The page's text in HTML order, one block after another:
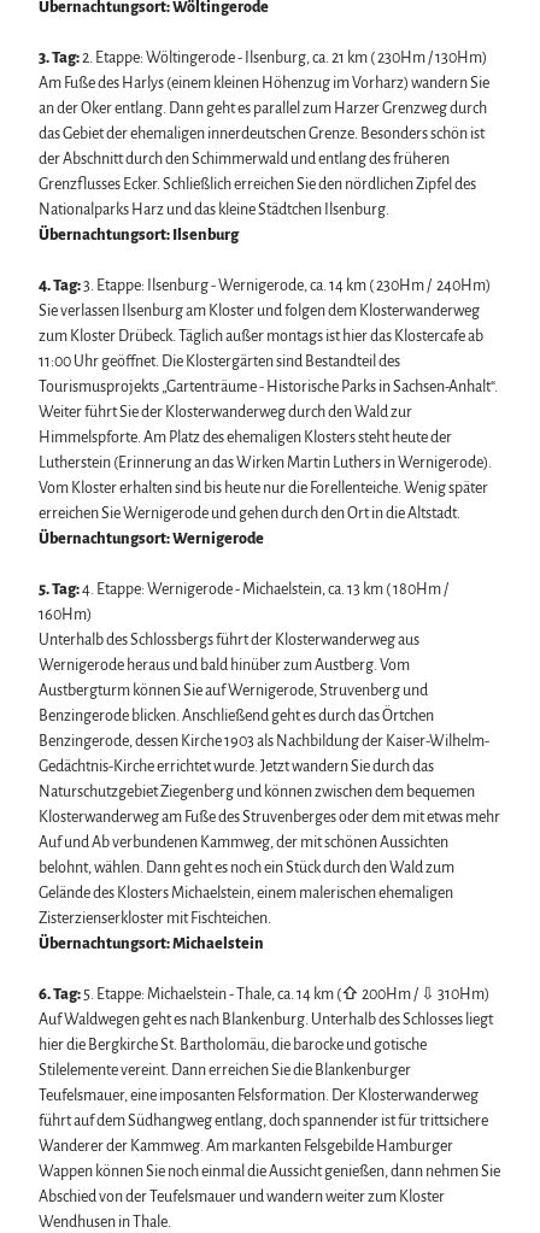
Übernachtungsort: Wöltingerode
3. Tag:2. Etappe: Wöltingerode - Ilsenburg, ca. 21 km ( 230Hm / 130Hm)
Am Fuße des Harlys (einem kleinen Höhenzug im Vorharz) wandern Sie
an der Oker entlang. Dann geht es parallel zum Harzer Grenzweg durch
das Gebiet der ehemaligen innerdeutschen Grenze. Besonders schön ist
der Abschnitt durch den Schimmerwald und entlang des früheren
Grenzflusses Ecker. Schließlich erreichen Sie den nördlichen Zipfel des
Nationalparks Harz und das kleine Städtchen Ilsenburg.
Übernachtungsort: Ilsenburg
4. Tag:3. Etappe: Ilsenburg - Wernigerode, ca. 14 km ( 230Hm / 240Hm)
Sie verlassen Ilsenburg am Kloster und folgen dem Klosterwanderweg
zum Kloster Drübeck. Täglich außer montags ist hier das Klostercafe ab
11:00 Uhr geöffnet. Die Klostergärten sind Bestandteil des
Tourismusprojekts „Gartenträume - Historische Parks in Sachsen-Anhalt“.
Weiter führt Sie der Klosterwanderweg durch den Wald zur
Himmelspforte. Am Platz des ehemaligen Klosters steht heute der
Lutherstein (Erinnerung an das Wirken Martin Luthers in Wernigerode).
Vom Kloster erhalten sind bis heute nur die Forellenteiche. Wenig später
erreichen Sie Wernigerode und gehen durch den Ort in die Altstadt.
Übernachtungsort: Wernigerode
5. Tag:4. Etappe: Wernigerode - Michaelstein, ca. 13 km ( 180Hm /
160Hm)
Unterhalb des Schlossbergs führt der Klosterwanderweg aus
Wernigerode heraus und bald hinüber zum Austberg. Vom
Austbergturm können Sie auf Wernigerode, Struvenberg und
Benzingerode blicken. Anschließend geht es durch das Örtchen
Benzingerode, dessen Kirche 1903 als Nachbildung der Kaiser-Wilhelm-
Gedächtnis-Kirche errichtet wurde. Jetzt wandern Sie durch das
Naturschutzgebiet Ziegenberg und können zwischen dem bequemen
Klosterwanderweg am Fuße des Struvenberges oder dem mit etwas mehr
Auf und Ab verbundenen Kammweg, der mit schönen Aussichten
belohnt, wählen. Dann geht es noch ein Stück durch den Wald zum
Gelände des Klosters Michaelstein, einem malerischen ehemaligen
Zisterzienserkloster mit Fischteichen.
Übernachtungsort: Michaelstein
6. Tag: 5. Etappe: Michaelstein - Thale, ca. 14 km (⇧ 200Hm / ⇩ 310Hm)
Auf Waldwegen geht es nach Blankenburg. Unterhalb des Schlosses liegt
hier die Bergkirche St. Bartholomäu, die barocke und gotische
Stilelemente vereint. Dann erreichen Sie die Blankenburger
Teufelsmauer, eine imposanten Felsformation. Der Klosterwanderweg
führt auf dem Südhangweg entlang, doch spannender ist für trittsichere
Wanderer der Kammweg. Am markanten Felsgebilde Hamburger
Wappen können Sie noch einmal die Aussicht genießen, dann nehmen Sie
Abschied von der Teufelsmauer und wandern weiter zum Kloster
Wendhusen in Thale.